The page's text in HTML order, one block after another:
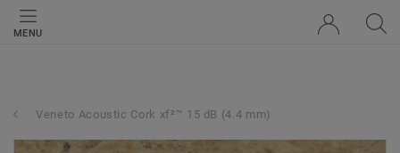
MENU
Veneto Acoustic Cork xf²™ 15 dB (4.4 mm)